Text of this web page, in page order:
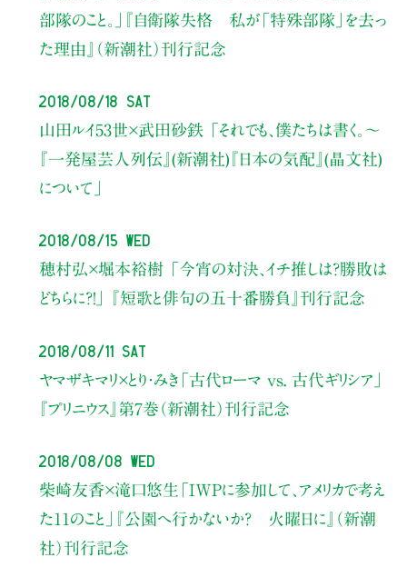
部隊のこと。」
『自衛隊失格 私が「特殊部隊」を去っ
た理由』（新潮社）刊行記念
2018/08/18 Sat
山田ルイ53世×武田砂鉄
「それでも、僕たちは書く。〜
『一発屋芸人列伝』(新潮社)『日本の気配』(晶文社)
について」
2018/08/15 Wed
穂村弘×堀本裕樹
「今宵の対決、イチ推しは？勝敗は
どちらに？！」 『短歌と俳句の五十番勝負』刊行記念
2018/08/11 Sat
ヤマザキマリ×とり・みき 「古代ローマ vs. 古代ギリシア」
『プリニウス』第7巻（新潮社）刊行記念
2018/08/08 Wed
柴崎友香×滝口悠生 「IWPに参加して、アメリカで考え
た11のこと」
『公園へ行かないか？ 火曜日に』（新潮
社）刊行記念